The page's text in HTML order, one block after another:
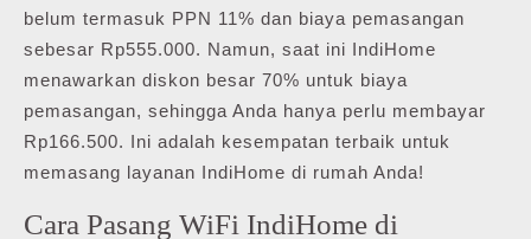
belum termasuk PPN 11% dan biaya pemasangan
sebesar Rp555.000. Namun, saat ini IndiHome
menawarkan diskon besar 70% untuk biaya
pemasangan, sehingga Anda hanya perlu membayar
Rp166.500. Ini adalah kesempatan terbaik untuk
memasang layanan IndiHome di rumah Anda!
Cara Pasang WiFi IndiHome di